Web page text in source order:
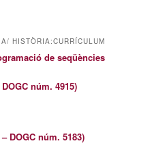
HISTÒRIA:CURRÍCULUM
de seqüències
núm. 4915)
DOGC núm. 5183)